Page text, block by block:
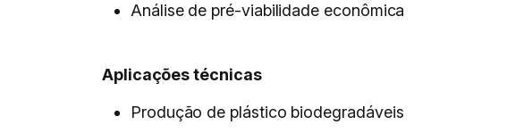
Análise de pré-viabilidade econômica
Aplicações técnicas
Produção de plástico biodegradáveis